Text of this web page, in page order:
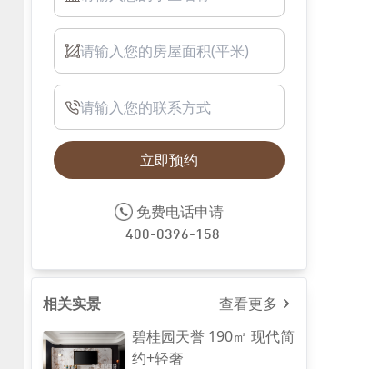
立即预约
免费电话申请
400-0396-158
相关实景
查看更多
碧桂园天誉 190㎡ 现代简
约+轻奢